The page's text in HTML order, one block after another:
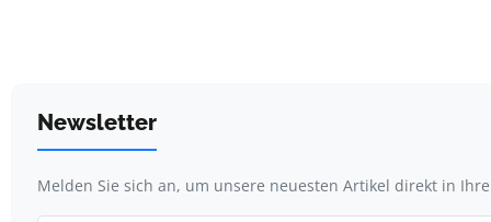
Newsletter
Melden Sie sich an, um unsere neuesten Artikel direkt in